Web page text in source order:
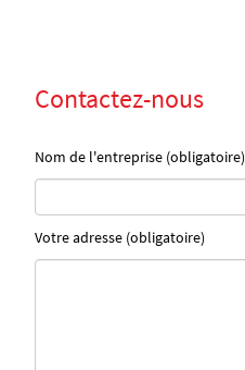
Contactez-nous
Nom de l'entreprise (obligatoire)
Votre adresse (obligatoire)